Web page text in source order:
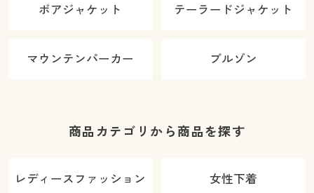
ボアジャケット テーラードジャケット
マウンテンパーカー ブルゾン
商品カテゴリから商品を探す
レディースファッション 女性下着